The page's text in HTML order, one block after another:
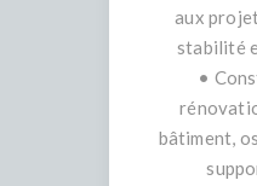
aux
stabilité
•
bâtiment,